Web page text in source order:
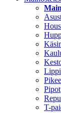
Pipot
T-